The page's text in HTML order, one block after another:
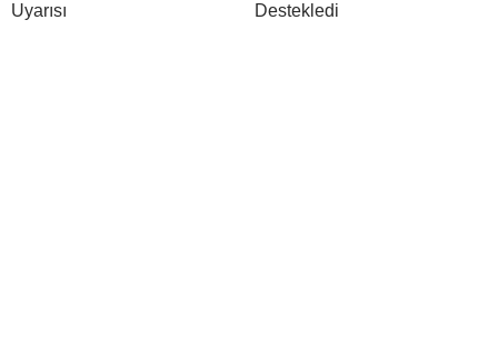
Uyarısı
Destekledi